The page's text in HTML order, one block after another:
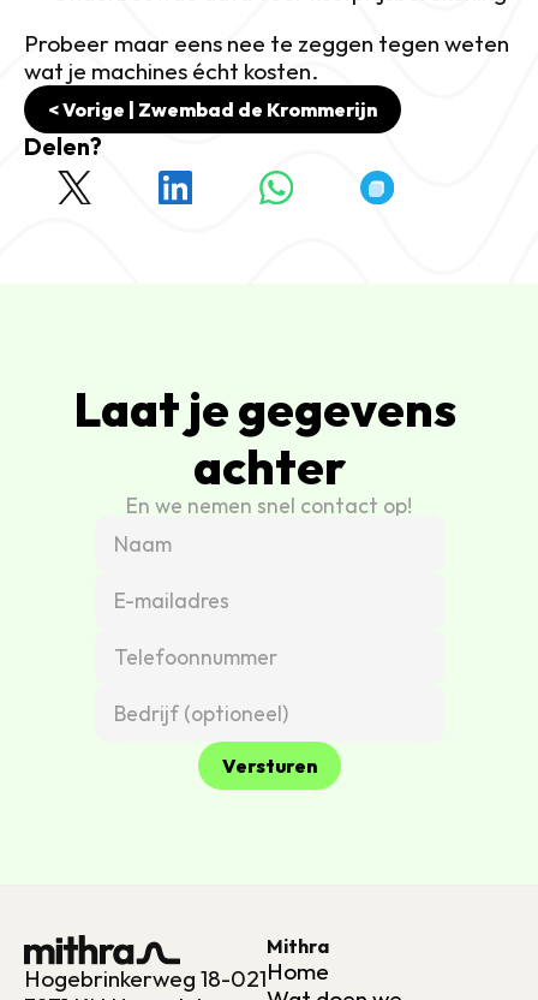
Probeer maar eens nee te zeggen tegen weten
wat je machines écht kosten.
< Vorige | Zwembad de Krommerijn
Delen?
Laat je gegevens
achter
En we nemen snel contact op!
Versturen
Hogebrinkerweg 18-021
Mithra
Home